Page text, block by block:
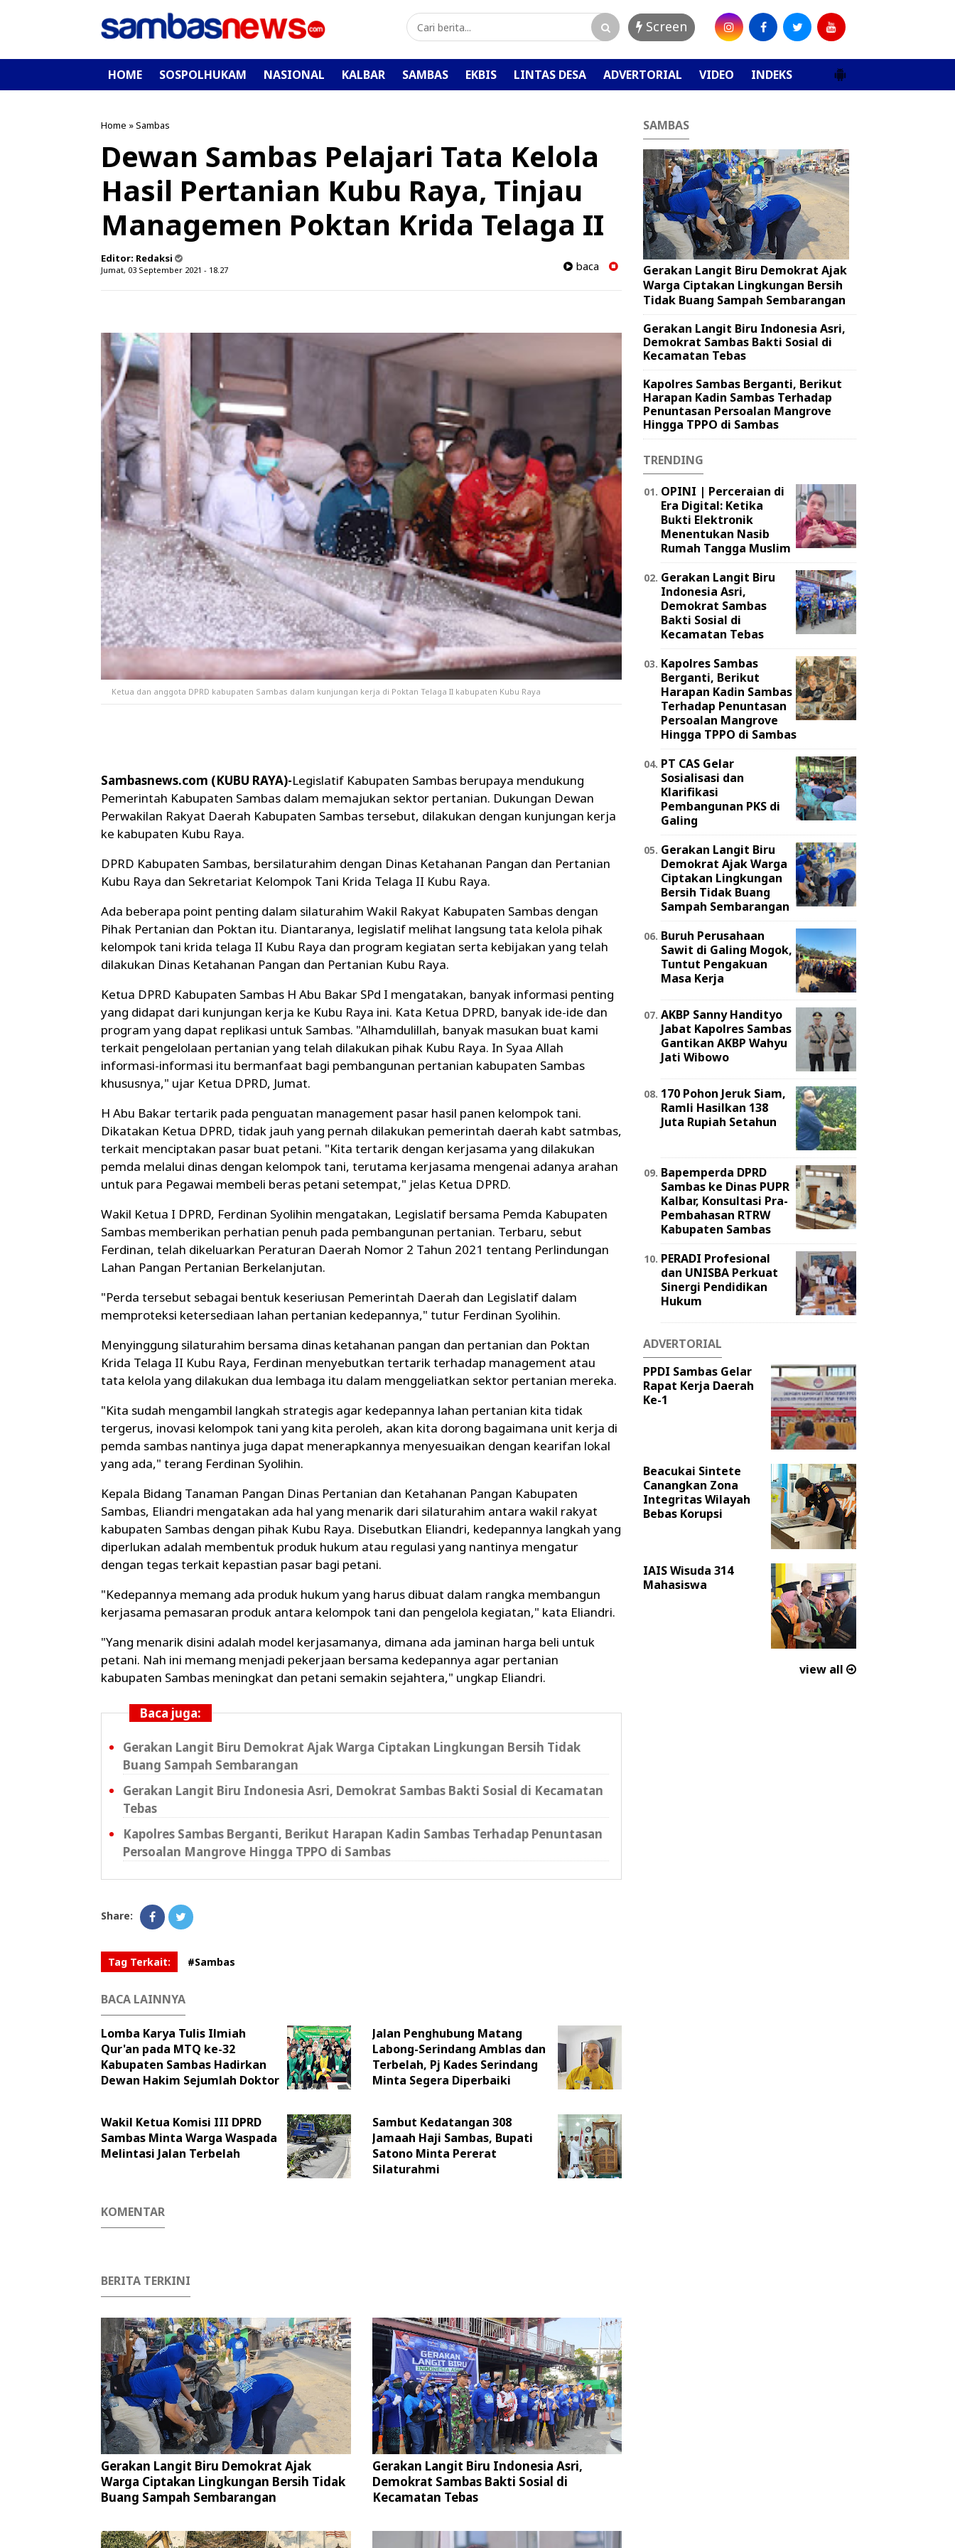
Screen
HOME SOSPOLHUKAM NASIONAL KALBAR SAMBAS EKBIS LINTAS DESA ADVERTORIAL VIDEO INDEKS
Home »Sambas
Dewan Sambas Pelajari Tata Kelola
Hasil Pertanian Kubu Raya, Tinjau
Managemen Poktan Krida Telaga II
Editor: Redaksi
Jumat, 03 September 2021 - 18.27 baca
Ketua dan anggota DPRD kabupaten Sambas dalam kunjungan kerja di Poktan Telaga II kabupaten Kubu Raya
Sambasnews.com (KUBU RAYA)-Legislatif Kabupaten Sambas berupaya mendukung
Pemerintah Kabupaten Sambas dalam memajukan sektor pertanian. Dukungan Dewan
Perwakilan Rakyat Daerah Kabupaten Sambas tersebut, dilakukan dengan kunjungan kerja
ke kabupaten Kubu Raya.
DPRD Kabupaten Sambas, bersilaturahim dengan Dinas Ketahanan Pangan dan Pertanian
Kubu Raya dan Sekretariat Kelompok Tani Krida Telaga II Kubu Raya.
Ada beberapa point penting dalam silaturahim Wakil Rakyat Kabupaten Sambas dengan
Pihak Pertanian dan Poktan itu. Diantaranya, legislatif melihat langsung tata kelola pihak
kelompok tani krida telaga II Kubu Raya dan program kegiatan serta kebijakan yang telah
dilakukan Dinas Ketahanan Pangan dan Pertanian Kubu Raya.
Ketua DPRD Kabupaten Sambas H Abu Bakar SPd I mengatakan, banyak informasi penting
yang didapat dari kunjungan kerja ke Kubu Raya ini. Kata Ketua DPRD, banyak ide-ide dan
program yang dapat replikasi untuk Sambas. "Alhamdulillah, banyak masukan buat kami
terkait pengelolaan pertanian yang telah dilakukan pihak Kubu Raya. In Syaa Allah
informasi-informasi itu bermanfaat bagi pembangunan pertanian kabupaten Sambas
khususnya," ujar Ketua DPRD, Jumat.
H Abu Bakar tertarik pada penguatan management pasar hasil panen kelompok tani.
Dikatakan Ketua DPRD, tidak jauh yang pernah dilakukan pemerintah daerah kabt satmbas,
terkait menciptakan pasar buat petani. "Kita tertarik dengan kerjasama yang dilakukan
pemda melalui dinas dengan kelompok tani, terutama kerjasama mengenai adanya arahan
untuk para Pegawai membeli beras petani setempat," jelas Ketua DPRD.
Wakil Ketua I DPRD, Ferdinan Syolihin mengatakan, Legislatif bersama Pemda Kabupaten
Sambas memberikan perhatian penuh pada pembangunan pertanian. Terbaru, sebut
Ferdinan, telah dikeluarkan Peraturan Daerah Nomor 2 Tahun 2021 tentang Perlindungan
Lahan Pangan Pertanian Berkelanjutan.
"Perda tersebut sebagai bentuk keseriusan Pemerintah Daerah dan Legislatif dalam
memproteksi ketersediaan lahan pertanian kedepannya," tutur Ferdinan Syolihin.
Menyinggung silaturahim bersama dinas ketahanan pangan dan pertanian dan Poktan
Krida Telaga II Kubu Raya, Ferdinan menyebutkan tertarik terhadap management atau
tata kelola yang dilakukan dua lembaga itu dalam menggeliatkan sektor pertanian mereka.
"Kita sudah mengambil langkah strategis agar kedepannya lahan pertanian kita tidak
tergerus, inovasi kelompok tani yang kita peroleh, akan kita dorong bagaimana unit kerja di
pemda sambas nantinya juga dapat menerapkannya menyesuaikan dengan kearifan lokal
yang ada," terang Ferdinan Syolihin.
Kepala Bidang Tanaman Pangan Dinas Pertanian dan Ketahanan Pangan Kabupaten
Sambas, Eliandri mengatakan ada hal yang menarik dari silaturahim antara wakil rakyat
kabupaten Sambas dengan pihak Kubu Raya. Disebutkan Eliandri, kedepannya langkah yang
diperlukan adalah membentuk produk hukum atau regulasi yang nantinya mengatur
dengan tegas terkait kepastian pasar bagi petani.
"Kedepannya memang ada produk hukum yang harus dibuat dalam rangka membangun
kerjasama pemasaran produk antara kelompok tani dan pengelola kegiatan," kata Eliandri.
"Yang menarik disini adalah model kerjasamanya, dimana ada jaminan harga beli untuk
petani. Nah ini memang menjadi pekerjaan bersama kedepannya agar pertanian
kabupaten Sambas meningkat dan petani semakin sejahtera," ungkap Eliandri.
Baca juga:
Gerakan Langit Biru Demokrat Ajak Warga Ciptakan Lingkungan Bersih Tidak
Buang Sampah Sembarangan
Gerakan Langit Biru Indonesia Asri, Demokrat Sambas Bakti Sosial di Kecamatan
Tebas
Kapolres Sambas Berganti, Berikut Harapan Kadin Sambas Terhadap Penuntasan
Persoalan Mangrove Hingga TPPO di Sambas
Share:
Tag Terkait: #Sambas
BACA LAINNYA
Lomba Karya Tulis Ilmiah
Qur'an pada MTQ ke-32
Kabupaten Sambas Hadirkan
Dewan Hakim Sejumlah Doktor
Jalan Penghubung Matang
Labong-Serindang Amblas dan
Terbelah, Pj Kades Serindang
Minta Segera Diperbaiki
Wakil Ketua Komisi III DPRD
Sambas Minta Warga Waspada
Melintasi Jalan Terbelah
Sambut Kedatangan 308
Jamaah Haji Sambas, Bupati
Satono Minta Pererat
Silaturahmi
KOMENTAR
BERITA TERKINI
Gerakan Langit Biru Demokrat Ajak
Warga Ciptakan Lingkungan Bersih Tidak
Buang Sampah Sembarangan
Gerakan Langit Biru Indonesia Asri,
Demokrat Sambas Bakti Sosial di
Kecamatan Tebas
SAMBAS
Gerakan Langit Biru Demokrat Ajak
Warga Ciptakan Lingkungan Bersih
Tidak Buang Sampah Sembarangan
Gerakan Langit Biru Indonesia Asri,
Demokrat Sambas Bakti Sosial di
Kecamatan Tebas
Kapolres Sambas Berganti, Berikut
Harapan Kadin Sambas Terhadap
Penuntasan Persoalan Mangrove
Hingga TPPO di Sambas
TRENDING
OPINI | Perceraian di
Era Digital: Ketika
Bukti Elektronik
Menentukan Nasib
Rumah Tangga Muslim
Gerakan Langit Biru
Indonesia Asri,
Demokrat Sambas
Bakti Sosial di
Kecamatan Tebas
Kapolres Sambas
Berganti, Berikut
Harapan Kadin Sambas
Terhadap Penuntasan
Persoalan Mangrove
Hingga TPPO di Sambas
PT CAS Gelar
Sosialisasi dan
Klarifikasi
Pembangunan PKS di
Galing
Gerakan Langit Biru
Demokrat Ajak Warga
Ciptakan Lingkungan
Bersih Tidak Buang
Sampah Sembarangan
Buruh Perusahaan
Sawit di Galing Mogok,
Tuntut Pengakuan
Masa Kerja
AKBP Sanny Handityo
Jabat Kapolres Sambas
Gantikan AKBP Wahyu
Jati Wibowo
170 Pohon Jeruk Siam,
Ramli Hasilkan 138
Juta Rupiah Setahun
Bapemperda DPRD
Sambas ke Dinas PUPR
Kalbar, Konsultasi Pra-
Pembahasan RTRW
Kabupaten Sambas
PERADI Profesional
dan UNISBA Perkuat
Sinergi Pendidikan
Hukum
ADVERTORIAL
PPDI Sambas Gelar
Rapat Kerja Daerah
Ke-1
Beacukai Sintete
Canangkan Zona
Integritas Wilayah
Bebas Korupsi
IAIS Wisuda 314
Mahasiswa
view all